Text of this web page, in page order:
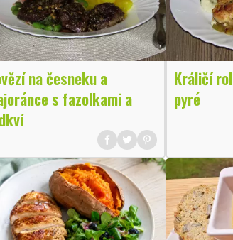
na česneku a
s fazolkami a
Králičí
pyré